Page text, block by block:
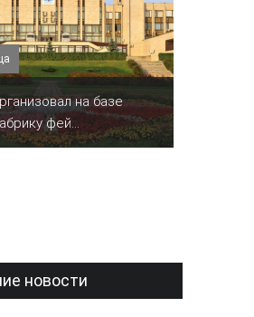
на базе
фей...
новости